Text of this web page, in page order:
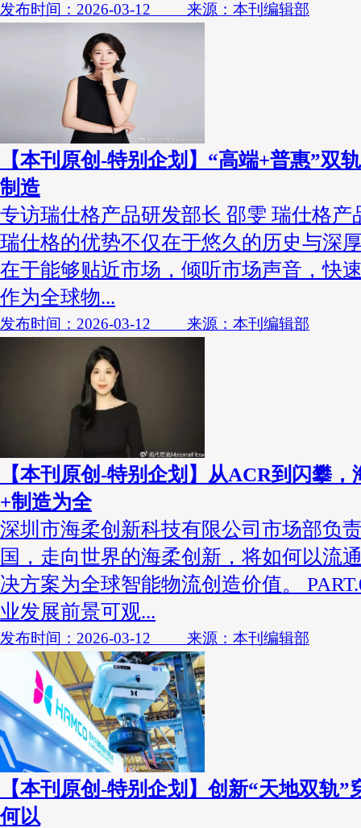
发布时间：2026-03-12 来源：本刊编辑部
【本刊原创-特别企划】“高端+普惠”双
制造
专访瑞仕格产品研发部长 邵雯 瑞仕格产
瑞仕格的优势不仅在于悠久的历史与深
在于能够贴近市场，倾听市场声音，快
作为全球物...
发布时间：2026-03-12 来源：本刊编辑部
【本刊原创-特别企划】从ACR到闪攀
+制造为全
深圳市海柔创新科技有限公司市场部负
国，走向世界的海柔创新，将如何以流
决方案为全球智能物流创造价值。
业发展前景可观...
发布时间：2026-03-12 来源：本刊编辑部
【本刊原创-特别企划】创新“天地双轨
何以